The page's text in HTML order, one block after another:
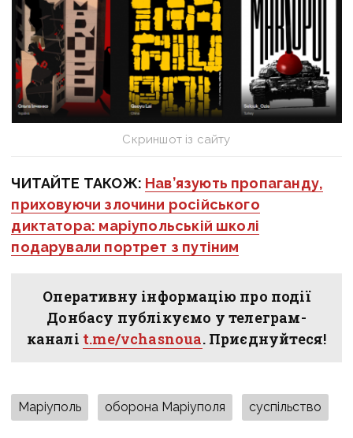
Скриншот із сайту
ЧИТАЙТЕ ТАКОЖ: Нав’язують пропаганду,
приховуючи злочини російського
диктатора: маріупольській школі
подарували портрет з путіним
Оперативну інформацію про події
Донбасу публікуємо у телеграм-
каналі t.me/vchasnoua. Приєднуйтеся!
Маріуполь оборона Маріуполя суспільство